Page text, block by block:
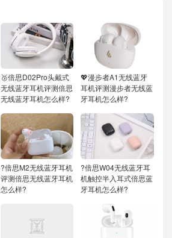
🥉倍思D02Pro头戴式
无线蓝牙耳机评测倍思
无线蓝牙耳机怎么样?
💖漫步者A1无线蓝牙
耳机评测漫步者无线蓝
牙耳机怎么样?
?倍思M2无线蓝牙耳机
评测倍思无线蓝牙耳机
怎么样?
?倍思W04无线蓝牙耳
机触控半入耳式倍思蓝
牙耳机怎么样?